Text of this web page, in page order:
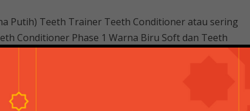
Putih) Teeth Trainer Teeth Conditioner atau sering
Conditioner Phase 1 Warna Biru Soft dan Teeth
085706203073
Behel Teeth Trainer Alignment
.,,,,,.,,,